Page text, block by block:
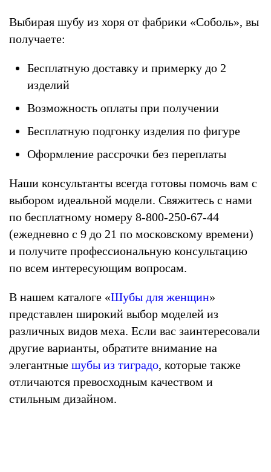
Выбирая шубу из хоря от фабрики «Соболь», вы
получаете:
Бесплатную доставку и примерку до 2
изделий
Возможность оплаты при получении
Бесплатную подгонку изделия по фигуре
Оформление рассрочки без переплаты
Наши консультанты всегда готовы помочь вам с
выбором идеальной модели. Свяжитесь с нами
по бесплатному номеру 8-800-250-67-44
(ежедневно с 9 до 21 по московскому времени)
и получите профессиональную консультацию
по всем интересующим вопросам.
В нашем каталоге «Шубы для женщин»
представлен широкий выбор моделей из
различных видов меха. Если вас заинтересовали
другие варианты, обратите внимание на
элегантные шубы из тиградо, которые также
отличаются превосходным качеством и
стильным дизайном.